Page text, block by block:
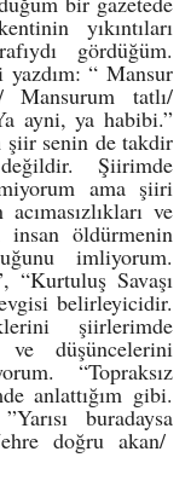
yıkıntıları
gördüğüm.
“ Mansur
tatlı/
ayni, ya habibi.”
şiir senin de takdir
Şiirimde
ama şiiri
ve
insan öldürmenin
imliyorum.
“Kurtuluş Savaşı
belirleyicidir.
şiirlerimde
düşüncelerini
“Topraksız
anlattığım gibi.
buradaysa
doğru akan/